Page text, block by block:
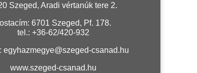
Szeged, Aradi vértanúk tere 2.
6701 Szeged, Pf. 178.
tel.: +36-62/420-932
egyhazmegye@szeged-csanad.hu
www.szeged-csanad.hu